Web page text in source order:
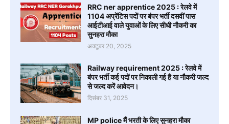
RRC ner apprentice 2025 : रेलवे में
1104 अप्रेंटिस पदों पर बंपर भर्ती दसवीं पास
आईटीआई वाले युवाओं के लिए सीधी नौकरी का
सुनहरा मौका
अक्टूबर 20, 2025
Railway requirement 2025 : रेलवे में
बंपर भर्ती कई पदों पर निकाली गई है या नौकरी जल्द
से जल्द करें आवेदन।
दिसंबर 31, 2025
MP police मैं भरती के लिए सुनहरा मौका